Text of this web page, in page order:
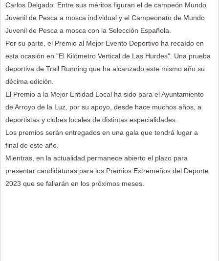
Carlos Delgado. Entre sus méritos figuran el de campeón Mundo
Juvenil de Pesca a mosca individual y el Campeonato de Mundo
Juvenil de Pesca a mosca con la Selección Española.
Por su parte, el Premio al Mejor Evento Deportivo ha recaído en
esta ocasión en "El Kilómetro Vertical de Las Hurdes". Una prueba
deportiva de Trail Running que ha alcanzado este mismo año su
décima edición.
El Premio a la Mejor Entidad Local ha sido para el Ayuntamiento
de Arroyo de la Luz, por su apoyo, desde hace muchos años, a
deportistas y clubes locales de distintas especialidades.
Los premios serán entregados en una gala que tendrá lugar a
final de este año.
Mientras, en la actualidad permanece abierto el plazo para
presentar candidaturas para los Premios Extremeños del Deporte
2023 que se fallarán en los próximos meses.